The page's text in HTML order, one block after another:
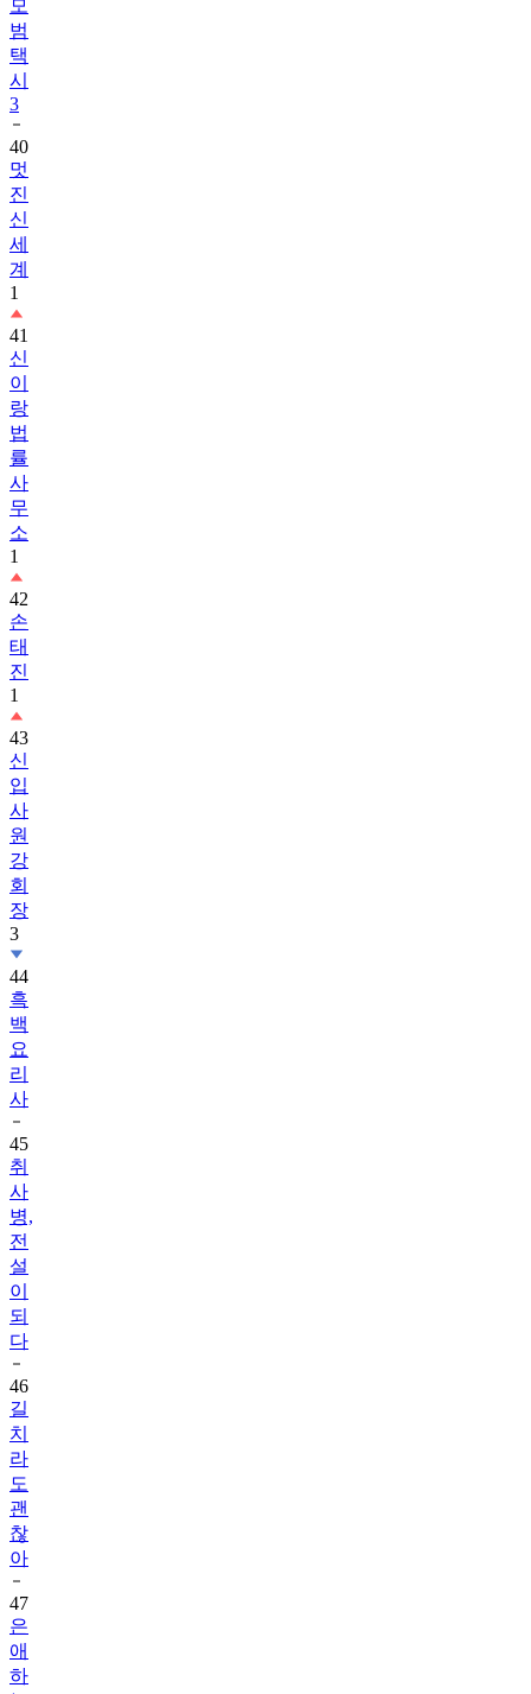
택
시
3
40
멋
진
신
세
계
1
41
신
이
랑
법
률
사
무
소
1
42
손
태
진
1
43
신
입
사
원
강
회
장
3
44
흑
백
요
리
사
45
취
사
병,
전
설
이
되
다
46
길
치
라
도
괜
찮
아
47
은
애
하
는
도